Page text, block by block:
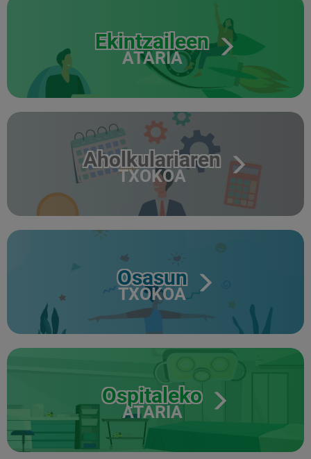
Ekintzaileen
ATARIA
Aholkulariaren
TXOKOA
Osasun
TXOKOA
Ospitaleko
ATARIA